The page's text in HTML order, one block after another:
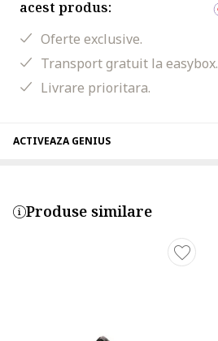
acest produs:
Oferte exclusive.
Transport gratuit la easybox.
Livrare prioritara.
ACTIVEAZA GENIUS
Produse similare